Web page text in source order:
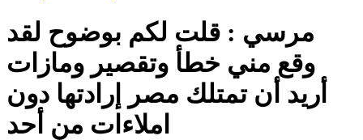
مرسي : قلت لكم بوضوح لقد
وقع مني خطأ وتقصير ومازات
أريد أن تمتلك مصر إرادتها دون
املاءات من أحد‏